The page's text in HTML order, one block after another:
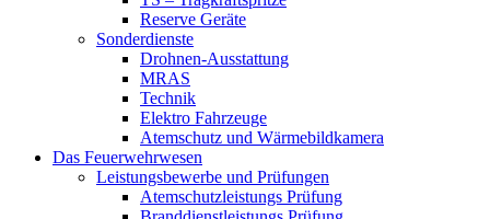
Reserve Geräte
Sonderdienste
Drohnen-Ausstattung
MRAS
Technik
Elektro Fahrzeuge
Atemschutz und Wärmebildkamera
Das Feuerwehrwesen
Leistungsbewerbe und Prüfungen
Atemschutzleistungs Prüfung